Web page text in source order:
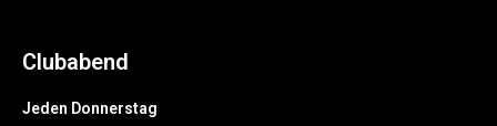
Clubabend
Jeden Donnerstag